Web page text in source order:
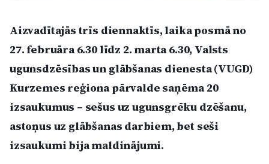
Sludinājumi
Pasākumi
Reklāma
Politiskā reklāma
Aizvadītajās trīs diennaktīs, laika posmā no
27. februāra 6.30 līdz 2. marta 6.30, Valsts
ugunsdzēsības un glābšanas dienesta (VUGD)
Kurzemes reģiona pārvalde saņēma 20
izsaukumus – sešus uz ugunsgrēku dzēšanu,
astoņus uz glābšanas darbiem, bet seši
izsaukumi bija maldinājumi.